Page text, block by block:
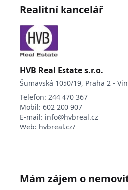
Realitní kancelář
HVB Real Estate s.r.o.
Šumavská 1050/19, Praha 2 -
Telefon: 244 470 367
Mobil: 602 200 907
E-mail: info@hvbreal.cz
Web: hvbreal.cz/
Mám zájem o